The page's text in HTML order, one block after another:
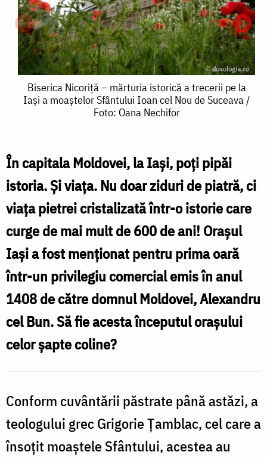
Biserica
Nicoriță
istorică
a
trecerii
pe
la
Iași
a
moaștelor
Sfântului
Ioan
Nou
de
Suceava
Biserica Nicoriță – mărturia istorică a trecerii pe la
Iași a moaștelor Sfântului Ioan cel Nou de Suceava /
Foto: Oana Nechifor
În capitala Moldovei, la Iași, poți pipăi
istoria. Și viața. Nu doar ziduri de piatră, ci
viața pietrei cristalizată într-o istorie care
curge de mai mult de 600 de ani! Orașul
Iași a fost menționat pentru prima oară
într-un privilegiu comercial emis în anul
1408 de către domnul Moldovei, Alexandru
cel Bun. Să fie acesta începutul orașului
celor șapte coline?
Conform cuvântării păstrate până astăzi, a
teologului grec Grigorie Ţamblac, cel care a
însoţit moaştele Sfântului, acestea au